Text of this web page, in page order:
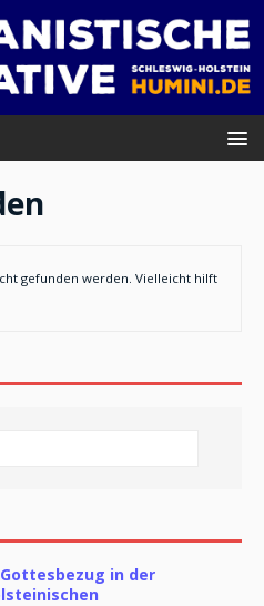
gefunden werden. Vielleicht hilft
in der